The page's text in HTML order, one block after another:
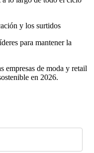
y los surtidos
para mantener la
empresas de moda y retail
en 2026.